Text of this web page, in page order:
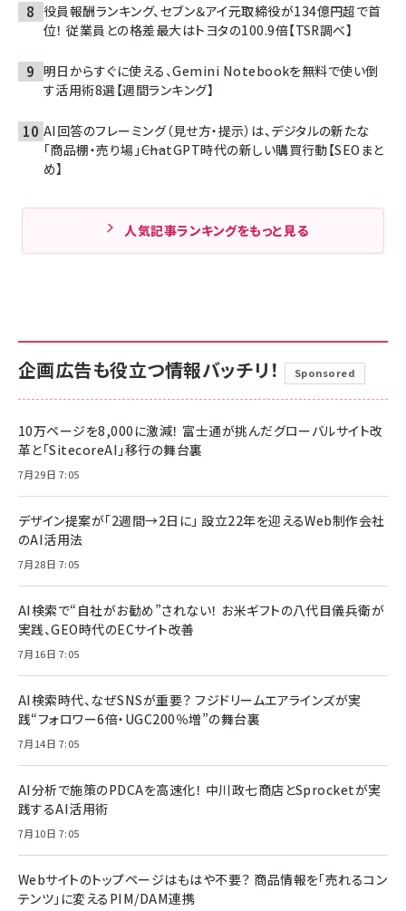
役員報酬ランキング、セブン＆アイ元取締役が134億円超で首
位！ 従業員との格差最大はトヨタの100.9倍【TSR調べ】
明日からすぐに使える、Gemini Notebookを無料で使い倒
す活用術8選【週間ランキング】
AI回答のフレーミング（見せ方・提示）は、デジタルの新たな
「商品棚・売り場」――ChatGPT時代の新しい購買行動【SEOまと
め】
人気記事ランキングをもっと見る
企画広告も役立つ情報バッチリ！ Sponsored
10万ページを8,000に激減！ 富士通が挑んだグローバルサイト改
革と「SitecoreAI」移行の舞台裏
7月29日 7:05
デザイン提案が「2週間→2日に」 設立22年を迎えるWeb制作会社
のAI活用法
7月28日 7:05
AI検索で“自社がお勧め”されない！ お米ギフトの八代目儀兵衛が
実践、GEO時代のECサイト改善
7月16日 7:05
AI検索時代、なぜSNSが重要？ フジドリームエアラインズが実
践“フォロワー6倍・UGC200％増”の舞台裏
7月14日 7:05
AI分析で施策のPDCAを高速化！ 中川政七商店とSprocketが実
践するAI活用術
7月10日 7:05
Webサイトのトップページはもはや不要？ 商品情報を「売れるコン
テンツ」に変えるPIM/DAM連携